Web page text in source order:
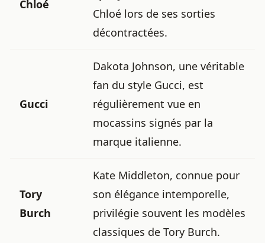
Chloé
Chloé lors de ses sorties
décontractées.
Gucci
Dakota Johnson, une véritable
fan du style Gucci, est
régulièrement vue en
mocassins signés par la
marque italienne.
Tory
Burch
Kate Middleton, connue pour
son élégance intemporelle,
privilégie souvent les modèles
classiques de Tory Burch.